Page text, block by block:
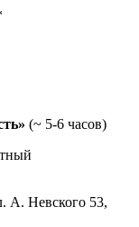
(~ 5-6 часов)
А. Невского 53,